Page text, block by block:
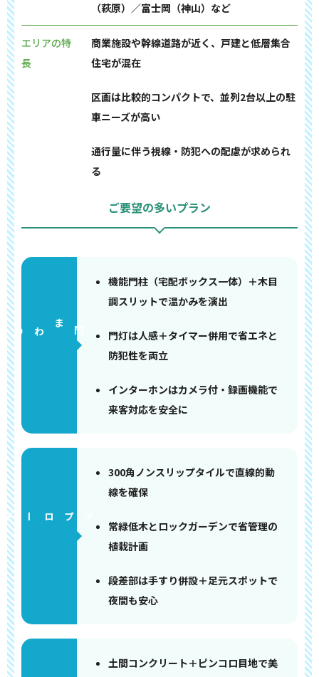
（萩原）／富士岡（神山）など
エリアの特
長
商業施設や幹線道路が近く、戸建と低層集合
住宅が混在
区画は比較的コンパクトで、並列2台以上の駐
車ニーズが高い
通行量に伴う視線・防犯への配慮が求められ
る
ご要望の多いプラン
門まわり
機能門柱（宅配ボックス一体）＋木目
調スリットで温かみを演出
門灯は人感＋タイマー併用で省エネと
防犯性を両立
インターホンはカメラ付・録画機能で
来客対応を安全に
アプローチ
300角ノンスリップタイルで直線的動
線を確保
常緑低木とロックガーデンで省管理の
植栽計画
段差部は手すり併設＋足元スポットで
夜間も安心
土間コンクリート＋ピンコロ目地で美